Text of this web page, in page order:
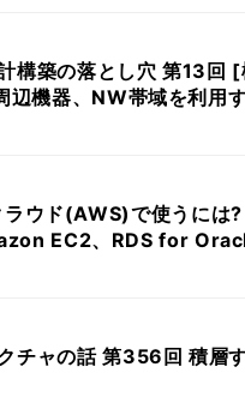
構築の落とし穴 第13回
辺機器、NW帯域を利用
ウド(AWS)で使うには?
EC2、RDS for
チャの話 第356回 積層